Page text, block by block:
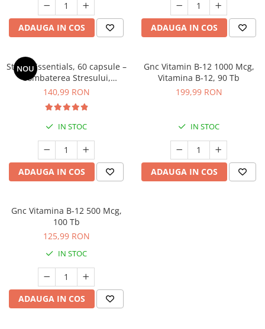
Geluri de duș
Scruburi
Protecție Solară
Creme SPF față
Creme SPF corp
Spray SPF
Uleiuri bronzare
Acceleratoare bronz
Igienă Personală
Deodorante
Mâini și Unghii
Tratamente unghii
Cosmetice coreene
Beauty of Joseon
Mary & May
COSRX
BIODANCE
L-Carnitina
L-Glutamina
Maca
Magneziu
Miere de Manuka
Palmier pitic
Proteine din zer (Whey Protein)
Seminte de in
ADAUGA IN COS ADAUGA IN COS
NOU
Stress Essentials, 60 capsule –
Combaterea Stresului,
Energie și Echilibru Emoțional
140,99 RON
IN STOC
ADAUGA IN COS
Gnc Vitamin B-12 1000 Mcg,
Vitamina B-12, 90 Tb
199,99 RON
IN STOC
ADAUGA IN COS
Gnc Vitamina B-12 500 Mcg,
100 Tb
125,99 RON
IN STOC
ADAUGA IN COS